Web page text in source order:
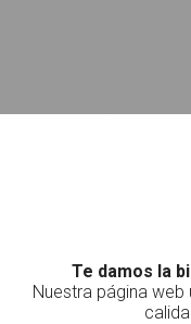
Te damos la
Nuestra página